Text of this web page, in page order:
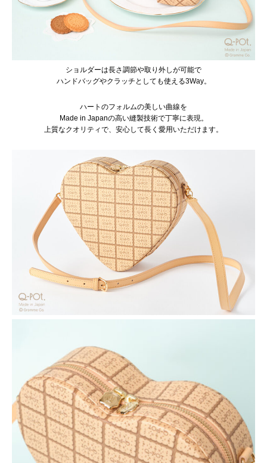
ショルダーは長さ調節や取り外しが可能で
ハンドバッグやクラッチとしても使える3Way。
ハートのフォルムの美しい曲線を
Made in Japanの高い縫製技術で丁寧に表現。
上質なクオリティで、安心して長く愛用いただけます。